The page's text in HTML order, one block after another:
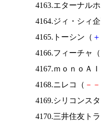
4163.エターナル
4164.ジィ・シィ
4165.トーシン（ ＋
4166.フィーチャ（
4167.ｍｏｎｏＡ
4168.ニレコ（ － －
4169.シリコンス
4170.三井住友ト